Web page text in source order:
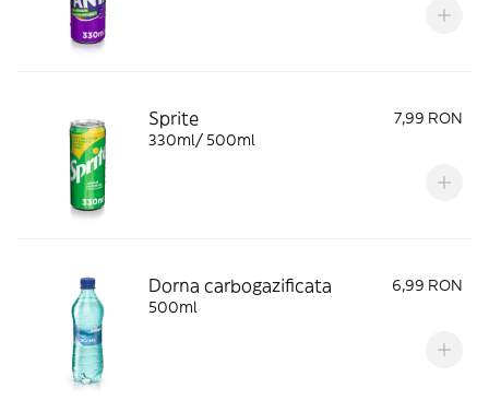
Sprite
7,99 RON
330ml/ 500ml
Dorna carbogazificata
6,99 RON
500ml